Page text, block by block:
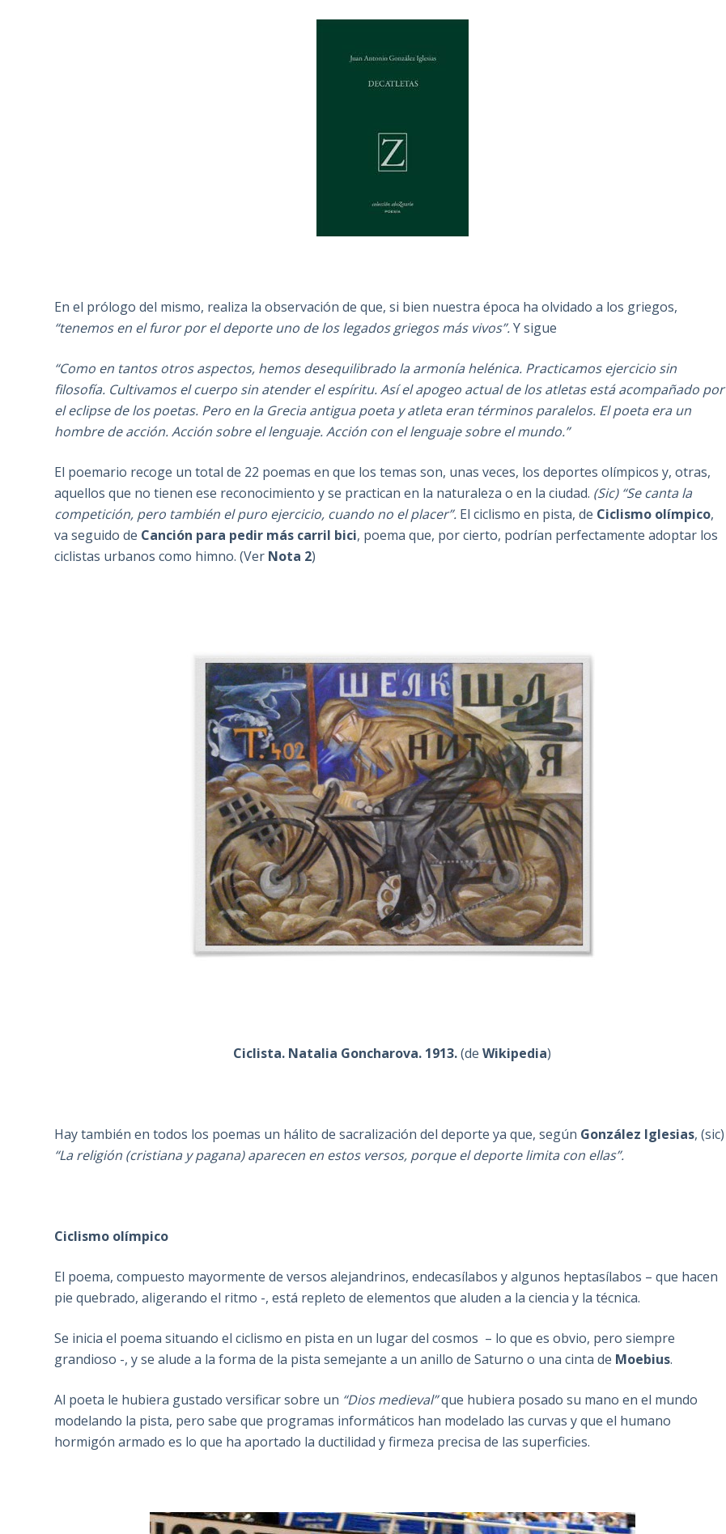
En el prólogo del mismo, realiza la observación de que, si bien nuestra época ha olvidado a los griegos,
“tenemos en el furor por el deporte uno de los legados griegos más vivos”.Y sigue
“Como en tantos otros aspectos, hemos desequilibrado la armonía helénica. Practicamos ejercicio sin
filosofía. Cultivamos el cuerpo sin atender el espíritu. Así el apogeo actual de los atletas está acompañado por
el eclipse de los poetas. Pero en la Grecia antigua poeta y atleta eran términos paralelos. El poeta era un
hombre de acción. Acción sobre el lenguaje. Acción con el lenguaje sobre el mundo.”
El poemario recoge un total de 22 poemas en que los temas son, unas veces, los deportes olímpicos y, otras,
aquellos que no tienen ese reconocimiento y se practican en la naturaleza o en la ciudad. (Sic) “Se canta la
competición, pero también el puro ejercicio, cuando no el placer”. El ciclismo en pista, de Ciclismo olímpico,
va seguido de Canción para pedir más carril bici, poema que, por cierto, podrían perfectamente adoptar los
ciclistas urbanos como himno. (Ver Nota 2)
Ciclista. Natalia Goncharova. 1913.(deWikipedia)
Hay también en todos los poemas un hálito de sacralización del deporte ya que, según González Iglesias, (sic)
“La religión (cristiana y pagana) aparecen en estos versos, porque el deporte limita con ellas”.
Ciclismo olímpico
El poema, compuesto mayormente de versos alejandrinos, endecasílabos y algunos heptasílabos – que hacen
pie quebrado, aligerando el ritmo -, está repleto de elementos que aluden a la ciencia y la técnica.
Se inicia el poema situando el ciclismo en pista en un lugar del cosmos – lo que es obvio, pero siempre
grandioso -, y se alude a la forma de la pista semejante a un anillo de Saturno o una cinta de Moebius.
Al poeta le hubiera gustado versificar sobre un “Dios medieval”que hubiera posado su mano en el mundo
modelando la pista, pero sabe que programas informáticos han modelado las curvas y que el humano
hormigón armado es lo que ha aportado la ductilidad y firmeza precisa de las superficies.